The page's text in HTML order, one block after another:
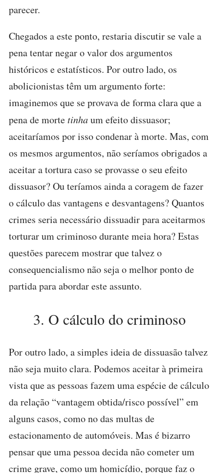
parecer.
Chegados a este ponto, restaria discutir se vale a
pena tentar negar o valor dos argumentos
históricos e estatísticos. Por outro lado, os
abolicionistas têm um argumento forte:
imaginemos que se provava de forma clara que a
pena de mortetinhaum efeito dissuasor;
aceitaríamos por isso condenar à morte. Mas, com
os mesmos argumentos, não seríamos obrigados a
aceitar a tortura caso se provasse o seu efeito
dissuasor? Ou teríamos ainda a coragem de fazer
o cálculo das vantagens e desvantagens? Quantos
crimes seria necessário dissuadir para aceitarmos
torturar um criminoso durante meia hora? Estas
questões parecem mostrar que talvez o
consequencialismo não seja o melhor ponto de
partida para abordar este assunto.
3. O cálculo do criminoso
Por outro lado, a simples ideia de dissuasão talvez
não seja muito clara. Podemos aceitar à primeira
vista que as pessoas fazem uma espécie de cálculo
da relação “vantagem obtida/risco possível” em
alguns casos, como no das multas de
estacionamento de automóveis. Mas é bizarro
pensar que uma pessoa decida não cometer um
crime grave, como um homicídio, porque faz o